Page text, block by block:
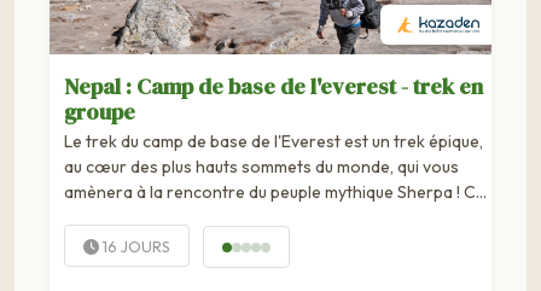
Nepal : Camp de base de l'everest - trek en
groupe
Le trek du camp de base de l'Everest est un trek épique,
au cœur des plus hauts sommets du monde, qui vous
amènera à la rencontre du peuple mythique Sherpa ! Ce
16 JOURS